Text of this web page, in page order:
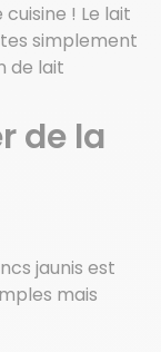
! Le lait
simplement
de lait
de la
jaunis est
mais